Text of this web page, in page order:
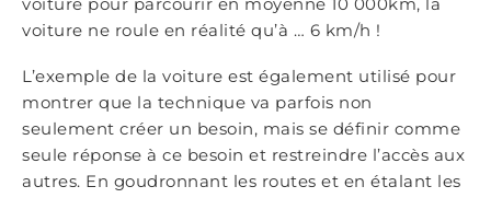
voiture ne roule en réalité qu’à … 6 km/h !
L’exemple de la voiture est également utilisé pour
montrer que la technique va parfois non
seulement créer un besoin, mais se définir comme
seule réponse à ce besoin et restreindre l’accès aux
autres. En goudronnant les routes et en étalant les